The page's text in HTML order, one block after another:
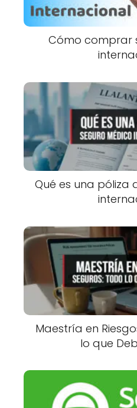
Cómo comprar
Qué es una póliza
Maestría en
lo que